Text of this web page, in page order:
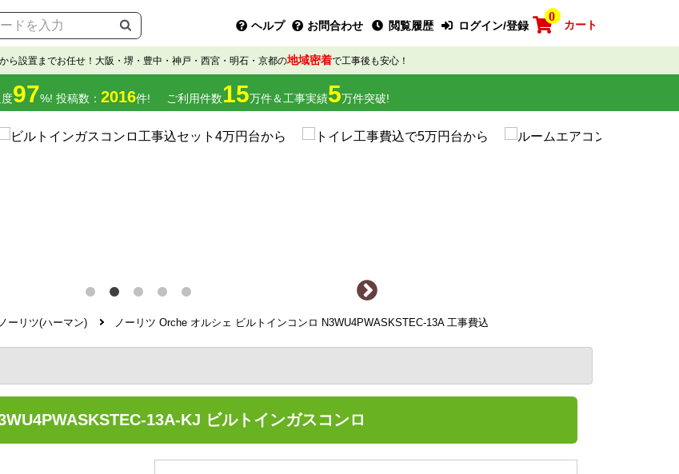
ヘルプ お問合わせ 閲覧履歴 ログイン/登録
0
カート
ら設置までお任せ！大阪・堺・豊中・神戸・西宮・明石・京都の地域密着で工事後も安心！
97%! 投稿数： 2016件! ご利用件数15万件＆工事実績5万件突破!
ノーリツ(ハーマン) ノーリツ Orche オルシェ ビルトインコンロ N3WU4PWASKSTEC-13A 工事費込
13A-KJ ビルトインガスコンロ